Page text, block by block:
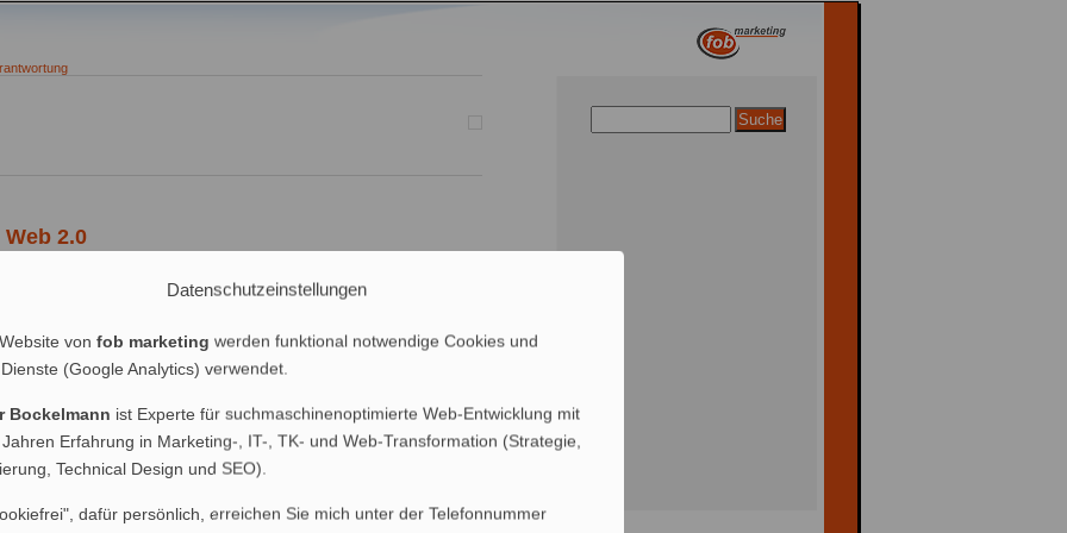
2.0
2.0 gilt: „andere Länder, andere Sitten!“ – zunmindest „noch“: Nach
Plattformbetreiber für freie Einträge in Web 2.0-Portalen
in Kanada als auch in den USA steht die Web-2.0-
Ein Golfspieler klagt in den USA gegen […]
Datenschutzeinstellungen
von fob marketing werden funktional notwendige Cookies und
(Google Analytics) verwendet.
Bockelmann ist Experte für suchmaschinenoptimierte Web-Entwicklung mit
Erfahrung in Marketing-, IT-, TK- und Web-Transformation (Strategie,
Technical Design und SEO).
dafür persönlich, erreichen Sie mich unter der Telefonnummer